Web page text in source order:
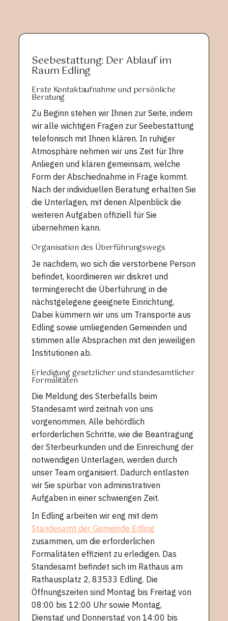
Seebestattung: Der Ablauf im
Raum Edling
Erste Kontaktaufnahme und persönliche
Beratung
Zu Beginn stehen wir Ihnen zur Seite, indem
wir alle wichtigen Fragen zur Seebestattung
telefonisch mit Ihnen klären. In ruhiger
Atmosphäre nehmen wir uns Zeit für Ihre
Anliegen und klären gemeinsam, welche
Form der Abschiednahme in Frage kommt.
Nach der individuellen Beratung erhalten Sie
die Unterlagen, mit denen Alpenblick die
weiteren Aufgaben offiziell für Sie
übernehmen kann.
Organisation des Überführungswegs
Je nachdem, wo sich die verstorbene Person
befindet, koordinieren wir diskret und
termingerecht die Überführung in die
nächstgelegene geeignete Einrichtung.
Dabei kümmern wir uns um Transporte aus
Edling sowie umliegenden Gemeinden und
stimmen alle Absprachen mit den jeweiligen
Institutionen ab.
Erledigung gesetzlicher und standesamtlicher
Formalitäten
Die Meldung des Sterbefalls beim
Standesamt wird zeitnah von uns
vorgenommen. Alle behördlich
erforderlichen Schritte, wie die Beantragung
der Sterbeurkunden und die Einreichung der
notwendigen Unterlagen, werden durch
unser Team organisiert. Dadurch entlasten
wir Sie spürbar von administrativen
Aufgaben in einer schwierigen Zeit.
In Edling arbeiten wir eng mit dem
Standesamt der Gemeinde Edling
zusammen, um die erforderlichen
Formalitäten effizient zu erledigen. Das
Standesamt befindet sich im Rathaus am
Rathausplatz 2, 83533 Edling. Die
Öffnungszeiten sind Montag bis Freitag von
08:00 bis 12:00 Uhr sowie Montag,
Dienstag und Donnerstag von 14:00 bis